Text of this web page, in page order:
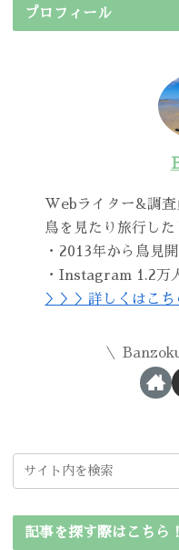
プロフィール
Webライター&調査
鳥を見たり旅行した
・2013年から鳥見
・Instagram 1.2万
＞＞＞詳しくはこち
記事を探す際はこちら！